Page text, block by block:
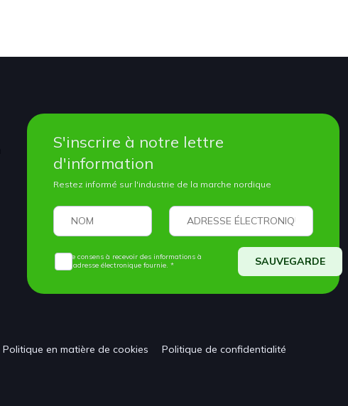
S'inscrire à notre lettre
d'information
Restez informé sur l'industrie de la marche nordique
Je consens à recevoir des informations à
l'adresse électronique fournie. *
SAUVEGARDE
Politique en matière de cookies
Politique de confidentialité